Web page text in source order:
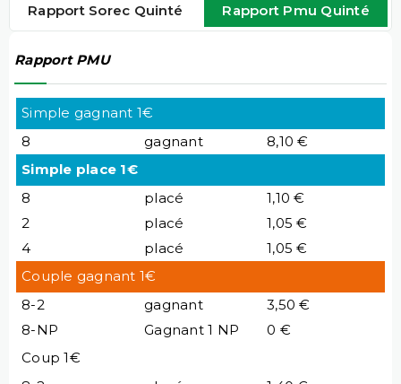
Rapport Sorec Quinté Rapport Pmu Quinté
Rapport PMU
Simple gagnant 1€
8
gagnant
8,10 €
Simple place 1€
8
placé
1,10 €
2
placé
1,05 €
4
placé
1,05 €
Couple gagnant 1€
8-2
gagnant
3,50 €
8-NP
Gagnant 1 NP
0 €
Coup 1€